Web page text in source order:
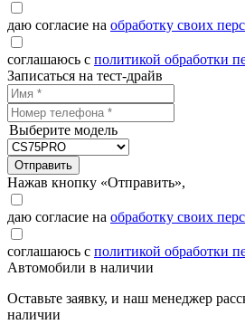
даю согласие на обработку своих
соглашаюсь с политикой обработки
Записаться на тест-драйв
Выберите модель
Отправить
Нажав кнопку «Отправить»,
даю согласие на обработку своих
соглашаюсь с политикой обработки
Автомобили в наличии
Оставьте заявку, и наш менеджер
наличии